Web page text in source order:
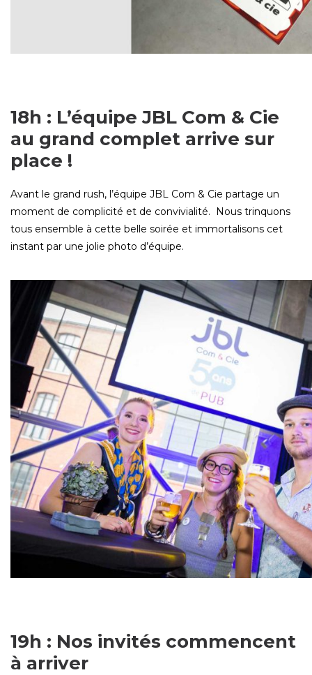
18h : L’équipe JBL Com & Cie
au grand complet arrive sur
place !
Avant le grand rush, l’équipe JBL Com & Cie partage un
moment de complicité et de convivialité. Nous trinquons
tous ensemble à cette belle soirée et immortalisons cet
instant par une jolie photo d’équipe.
19h : Nos invités commencent
à arriver